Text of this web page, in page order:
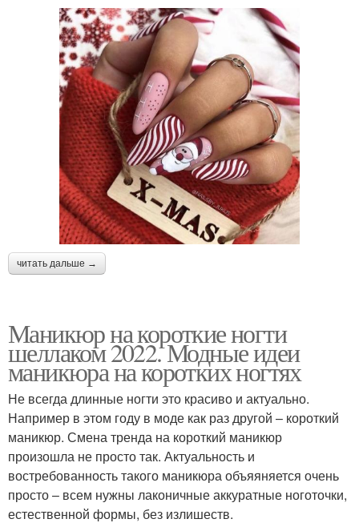
читать дальше →
Маникюр на короткие ногти
шеллаком 2022. Модные идеи
маникюра на коротких ногтях
Не всегда длинные ногти это красиво и актуально.
Например в этом году в моде как раз другой – короткий
маникюр. Смена тренда на короткий маникюр
произошла не просто так. Актуальность и
востребованность такого маникюра объяяняется очень
просто – всем нужны лаконичные аккуратные ноготочки,
естественной формы, без излишеств.